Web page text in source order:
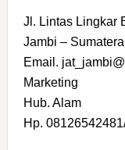
Jl. Lintas Lingkar
Jambi – Sumatera
Email.
Marketing
Hub. Alam
Hp.